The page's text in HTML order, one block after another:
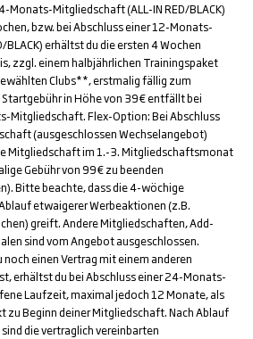
Monats-Mitgliedschaft (ALL-IN RED/BLACK)
bzw. bei Abschluss einer 12-Monats-
erhältst du die ersten 4 Wochen
zzgl. einem halbjährlichen Trainingspaket
Clubs**, erstmalig fällig zum
in Höhe von 39€ entfällt bei
Mitgliedschaft. Flex-Option: Bei Abschluss
(ausgeschlossen Wechselangebot)
Mitgliedschaft im 1.-3. Mitgliedschaftsmonat
Gebühr von 99€ zu beenden
Bitte beachte, dass die 4-wöchige
etwaigerer Werbeaktionen (z.B.
greift. Andere Mitgliedschaften, Add-
sind vom Angebot ausgeschlossen.
einen Vertrag mit einem anderen
erhältst du bei Abschluss einer 24-Monats-
Laufzeit, maximal jedoch 12 Monate, als
zu Beginn deiner Mitgliedschaft. Nach Ablauf
die vertraglich vereinbarten